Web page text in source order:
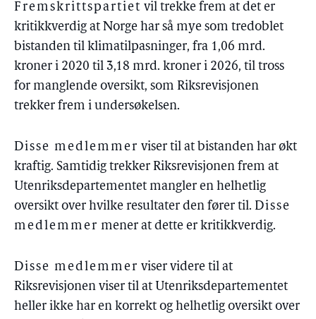
Fremskrittspartiet vil trekke frem at det er
kritikkverdig at Norge har så mye som tredoblet
bistanden til klimatilpasninger, fra 1,06 mrd.
kroner i 2020 til 3,18 mrd. kroner i 2026, til tross
for manglende oversikt, som Riksrevisjonen
trekker frem i undersøkelsen.
Disse medlemmer viser til at bistanden har økt
kraftig. Samtidig trekker Riksrevisjonen frem at
Utenriksdepartementet mangler en helhetlig
oversikt over hvilke resultater den fører til. Disse
medlemmer mener at dette er kritikkverdig.
Disse medlemmer viser videre til at
Riksrevisjonen viser til at Utenriksdepartementet
heller ikke har en korrekt og helhetlig oversikt over